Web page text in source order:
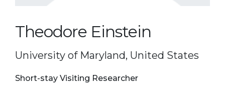
Theodore Einstein
University of Maryland, United States
Short-stay Visiting Researcher